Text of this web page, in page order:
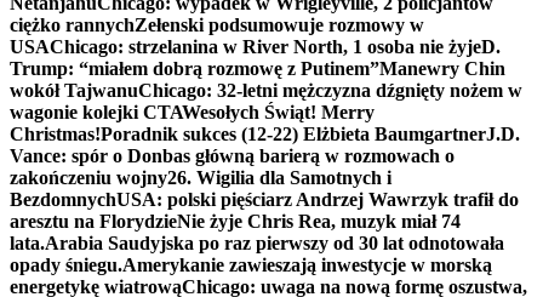
ciężko rannychZełenski podsumowuje rozmowy w
USAChicago: strzelanina w River North, 1 osoba nie żyjeD.
Trump: “miałem dobrą rozmowę z Putinem”Manewry Chin
wokół TajwanuChicago: 32-letni mężczyzna dźgnięty nożem w
wagonie kolejki CTAWesołych Świąt! Merry
Christmas!Poradnik sukces (12-22) Elżbieta BaumgartnerJ.D.
Vance: spór o Donbas główną barierą w rozmowach o
zakończeniu wojny26. Wigilia dla Samotnych i
BezdomnychUSA: polski pięściarz Andrzej Wawrzyk trafił do
aresztu na FlorydzieNie żyje Chris Rea, muzyk miał 74
lata.Arabia Saudyjska po raz pierwszy od 30 lat odnotowała
opady śniegu.Amerykanie zawieszają inwestycje w morską
energetykę wiatrowąChicago: uwaga na nową formę oszustwa,